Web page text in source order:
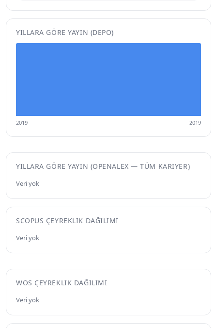
YILLARA GÖRE YAYIN (DEPO)
2019 2019
YILLARA GÖRE YAYIN (OPENALEX — TÜM KARIYER)
Veri yok
SCOPUS ÇEYREKLIK DAĞILIMI
Veri yok
WOS ÇEYREKLIK DAĞILIMI
Veri yok